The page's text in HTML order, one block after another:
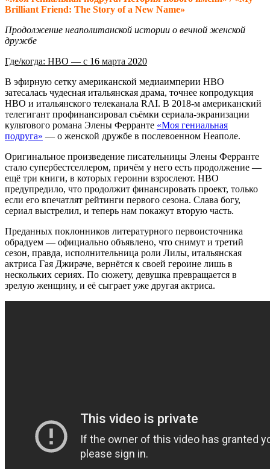
Brilliant Friend: The Story of a New Name»
Продолжение неаполитанской истории о вечной женской
дружбе
Где/когда: HBO — с 16 марта 2020
В эфирную сетку американской медиаимперии HBO
затесалась чудесная итальянская драма, точнее копродукция
HBO и итальянского телеканала RAI. В 2018-м американский
телегигант профинансировал съёмки сериала-экранизации
культового романа Элены Ферранте «Моя гениальная
подруга» — о женской дружбе в послевоенном Неаполе.
Оригинальное произведение писательницы Элены Ферранте
стало супербестселлером, причём у него есть продолжение —
ещё три книги, в которых героини взрослеют. HBO
предупредило, что продолжит финансировать проект, только
если его впечатлят рейтинги первого сезона. Слава богу,
сериал выстрелил, и теперь нам покажут вторую часть.
Преданных поклонников литературного первоисточника
обрадуем — официально объявлено, что снимут и третий
сезон, правда, исполнительница роли Лилы, итальянская
актриса Гая Джираче, вернётся к своей героине лишь в
нескольких сериях. По сюжету, девушка превращается в
зрелую женщину, и её сыграет уже другая актриса.